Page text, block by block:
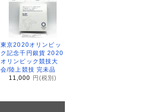
東京2020オリンピッ
ク記念千円銀貨 2020
オリンピック競技大
会/陸上競技 完未品
11,000 円(税別)